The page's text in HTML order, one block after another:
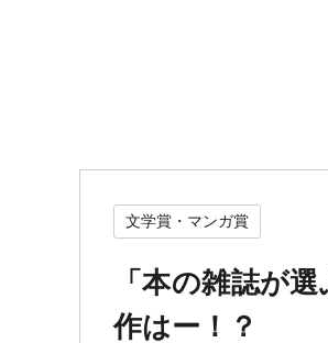
文学賞・マンガ賞
「本の雑誌が
作はー！？